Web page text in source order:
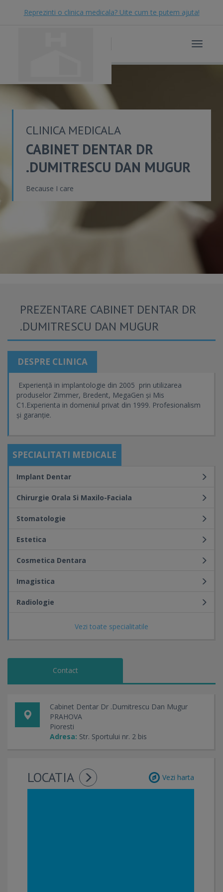
Reprezinti o clinica medicala? Uite cum te putem ajuta!
Toggle
CLINICA MEDICALA
CABINET DENTAR DR
.DUMITRESCU DAN MUGUR
Because I care
PREZENTARE CABINET DENTAR DR
.DUMITRESCU DAN MUGUR
DESPRE CLINICA
Experiență in implantologie din 2005 prin utilizarea
produselor Zimmer, Bredent, MegaGen și Mis
C1.Experienta in domeniul privat din 1999. Profesionalism
și garanție.
SPECIALITATI MEDICALE
Vezi toate specialitatile
Implant Dentar
Chirurgie Orala Si Maxilo-Faciala
Stomatologie
Estetica
Cosmetica Dentara
Imagistica
Radiologie
Contact
Cabinet Dentar Dr .Dumitrescu Dan Mugur
PRAHOVA
Pioresti
Adresa: Str. Sportului nr. 2 bis
LOCATIA Vezi harta